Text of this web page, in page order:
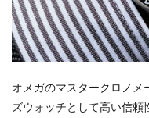
オメガのマスタークロノメ
ズウォッチとして高い信頼